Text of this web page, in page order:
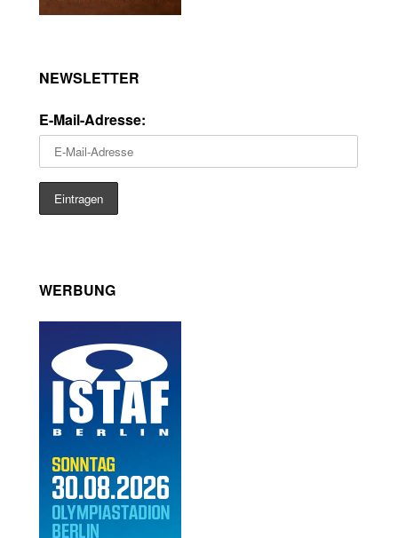
NEWSLETTER
E-Mail-Adresse:
WERBUNG